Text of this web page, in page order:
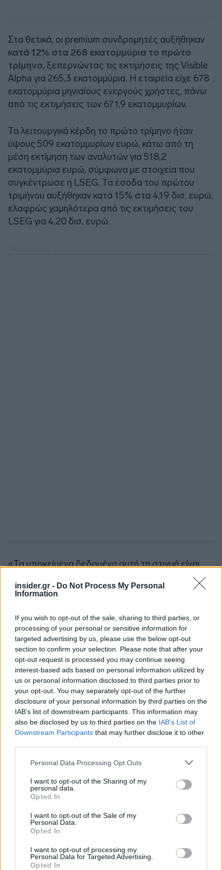
insider.gr - Do Not Process My Personal
Information
If you wish to opt-out of the sale, sharing to third parties, or
processing of your personal or sensitive information for
targeted advertising by us, please use the below opt-out
section to confirm your selection. Please note that after your
opt-out request is processed you may continue seeing
interest-based ads based on personal information utilized by
us or personal information disclosed to third parties prior to
your opt-out. You may separately opt-out of the further
disclosure of your personal information by third parties on the
IAB’s list of downstream participants. This information may
also be disclosed by us to third parties on the IAB’s List of
Downstream Participants that may further disclose it to other
Please note that this website/app uses one or more Google
not limited to your visit or usage behaviour. You may click to
grant or deny consent to Google and its third-party tags to
use your data for below specified purposes in below Google
consent section.
Personal Data Processing Opt Outs
I want to opt-out of the Sharing of my
personal data.
Opted In
I want to opt-out of the Sale of my
Personal Data.
Opted In
I want to opt-out of processing my
Personal Data for Targeted Advertising.
Opted In
Στα θετικά, οι premium συνδρομητές αυξήθηκαν
κατά 12% στα 268 εκατομμύρια το πρώτο
τρίμηνο, ξεπερνώντας τις εκτιμήσεις της Visible
Alpha για 265,3 εκατομμύρια. Η εταιρεία είχε 678
εκατομμύρια μηνιαίους ενεργούς χρήστες, πάνω
από τις εκτιμήσεις των 671,9 εκατομμυρίων.
Τα λειτουργικά κέρδη το πρώτο τρίμηνο ήταν
ύψους 509 εκατομμυρίων ευρώ, κάτω από τη
μέση εκτίμηση των αναλυτών για 518,2
εκατομμύρια ευρώ, σύμφωνα με στοιχεία που
συγκέντρωσε η LSEG. Τα έσοδα του πρώτου
τριμήνου αυξήθηκαν κατά 15% στα 4,19 δισ. ευρώ,
ελαφρώς χαμηλότερα από τις εκτιμήσεις του
LSEG για 4,20 δισ. ευρώ.
«Τα υποκείμενα δεδομένα αυτή τη στιγμή είναι
πολύ καλά. Το βραχυπρόθεσμο μέλλον μπορεί να
προκαλέσει κάποιο "θόρυβο", αλλά παραμένουμε
δήλωσε ο Διευθύνων Σύμβουλος Ντάνιελ Εκ.
Ακολουθήστε τοinsider.gr στο Google Newsκαι μάθετε
πρώτοι όλες τιςειδήσειςαπό την Ελλάδα και τον κόσμο.
Διαβάζονται αυτή τη στιγμή